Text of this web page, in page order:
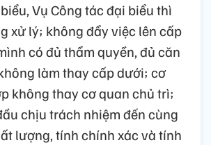
Vụ Công tác đại biểu thì
xử lý; không đẩy việc lên cấp
có đủ thẩm quyền, đủ căn
làm thay cấp dưới; cơ
không thay cơ quan chủ trì;
chịu trách nhiệm đến cùng
lượng, tính chính xác và tính